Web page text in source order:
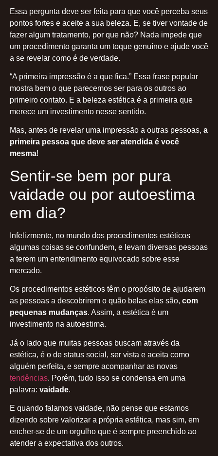
Essa pergunta deve ser feita para que você perceba seus
pontos fortes e aceite a sua beleza. E, se tiver vontade de
fazer algum tratamento, por que não? Nada impede que
um procedimento garanta um toque genuíno e ajude você
a se revelar como é de verdade.
“A primeira impressão é a que fica.” Essa frase popular
mostra bem o que parecemos ser para os outros ao
primeiro contato. E a beleza estética é a primeira que
merece um investimento nesse sentido.
Mas, antes de revelar uma impressão a outras pessoas, a
primeira pessoa que deve ser atendida é você
mesma!
Sentir-se bem por pura
vaidade ou por autoestima
em dia?
Infelizmente, no mundo dos procedimentos estéticos
algumas coisas se confundem, e levam diversas pessoas
a terem um entendimento equivocado sobre esse
mercado.
Os procedimentos estéticos têm o propósito de ajudarem
as pessoas a descobrirem o quão belas elas são, com
pequenas mudanças. Assim, a estética é um
investimento na autoestima.
Já o lado que muitas pessoas buscam através da
estética, é o de status social, ser vista e aceita como
alguém perfeita, e sempre acompanhar as novas
tendências. Porém, tudo isso se condensa em uma
palavra: vaidade.
E quando falamos vaidade, não pense que estamos
dizendo sobre valorizar a própria estética, mas sim, em
encher-se de um orgulho que é sempre preenchido ao
atender a expectativa dos outros.